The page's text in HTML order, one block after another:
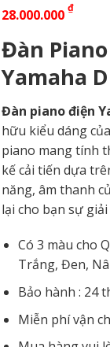
28.000.000 ₫
Đàn
Yamaha
Đàn piano điện
hữu kiểu dáng
piano mang tính
kế cải tiến dựa
năng, âm thanh
lại cho bạn sự
Có 3 màu cho
Trắng, Đen,
Bảo hành : 24
Miễn phí vận